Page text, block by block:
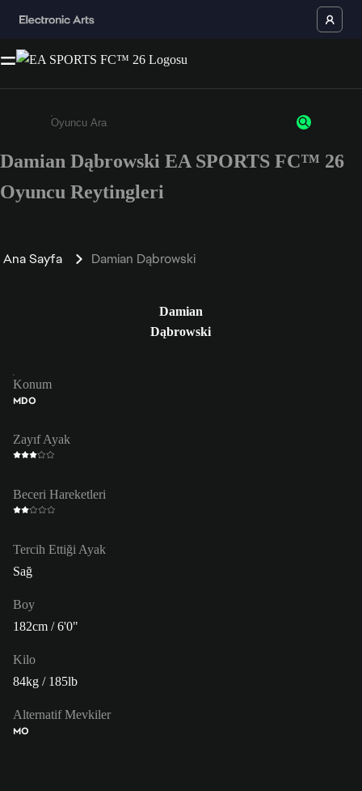
Enter a minimum of 3 characters or numbers
Damian Dąbrowski EA SPORTS FC™ 26
Oyuncu Reytingleri
Ana Sayfa Damian Dąbrowski
Damian
Dąbrowski
Konum
MDO
Zayıf Ayak
Beceri Hareketleri
Tercih Ettiği Ayak
Sağ
Boy
182cm / 6'0"
Kilo
84kg / 185lb
Alternatif Mevkiler
MO